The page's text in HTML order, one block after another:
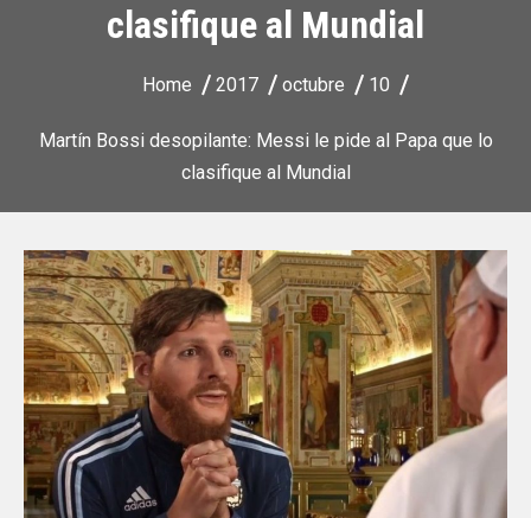
clasifique al Mundial
Home 2017 octubre 10
Martín Bossi desopilante: Messi le pide al Papa que lo
clasifique al Mundial